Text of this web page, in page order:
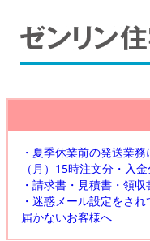
・夏季休業前の発送業
（月）15時注文分・入金
・請求書・見積書・領
・迷惑メール設定をさ
届かないお客様へ